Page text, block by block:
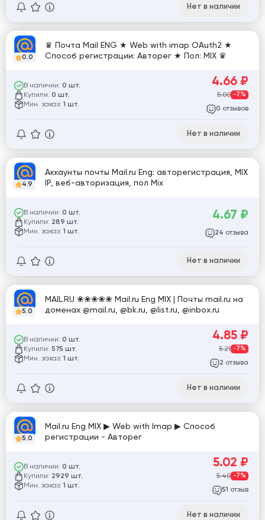
Нет в наличии
0.0
♛ Почта Mail ENG ★ Web with imap OAuth2 ★
Способ регистрации: Авторег ★ Пол: MIX ♛
В наличии: 0 шт.
Купили: 0 шт.
Мин. заказ: 1 шт.
4.66 ₽
5.00 -7%
0 отзывов
Нет в наличии
4.9
Аккаунты почты Mail.ru Eng: авторегистрация, MIX
IP, веб-авторизация, пол Mix
В наличии: 0 шт.
Купили: 289 шт.
Мин. заказ: 1 шт.
4.67 ₽
24 отзыва
Нет в наличии
5.0
MAIL.RU ❀❀❀❀❀ Mail.ru Eng MIX | Почты mail.ru на
доменах @mail.ru, @bk.ru, @list.ru, @inbox.ru
В наличии: 0 шт.
Купили: 575 шт.
Мин. заказ: 1 шт.
4.85 ₽
5.21 -7%
2 отзыва
Нет в наличии
5.0
Mail.ru Eng MIX ▶ Web with Imap ▶ Способ
регистрации - Авторег
В наличии: 0 шт.
Купили: 2929 шт.
Мин. заказ: 1 шт.
5.02 ₽
5.40 -7%
51 отзыв
Нет в наличии